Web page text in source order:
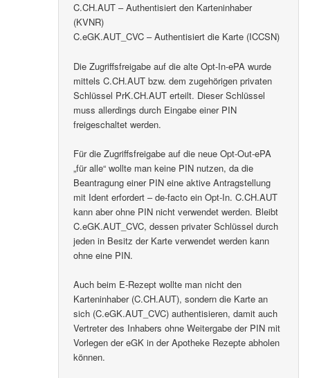
C.CH.AUT – Authentisiert den Karteninhaber
(KVNR)
C.eGK.AUT_CVC – Authentisiert die Karte (ICCSN)
Die Zugriffsfreigabe auf die alte Opt-In-ePA wurde
mittels C.CH.AUT bzw. dem zugehörigen privaten
Schlüssel PrK.CH.AUT erteilt. Dieser Schlüssel
muss allerdings durch Eingabe einer PIN
freigeschaltet werden.
Für die Zugriffsfreigabe auf die neue Opt-Out-ePA
„für alle“ wollte man keine PIN nutzen, da die
Beantragung einer PIN eine aktive Antragstellung
mit Ident erfordert – de-facto ein Opt-In. C.CH.AUT
kann aber ohne PIN nicht verwendet werden. Bleibt
C.eGK.AUT_CVC, dessen privater Schlüssel durch
jeden in Besitz der Karte verwendet werden kann
ohne eine PIN.
Auch beim E-Rezept wollte man nicht den
Karteninhaber (C.CH.AUT), sondern die Karte an
sich (C.eGK.AUT_CVC) authentisieren, damit auch
Vertreter des Inhabers ohne Weitergabe der PIN mit
Vorlegen der eGK in der Apotheke Rezepte abholen
können.